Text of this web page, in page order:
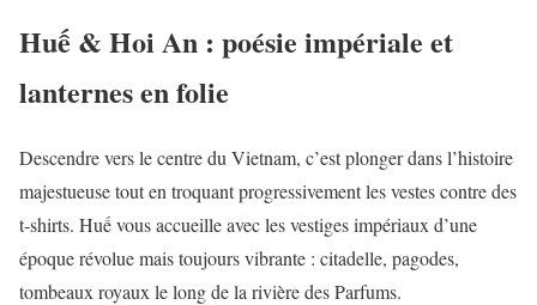
Huế & Hoi An : poésie impériale et
lanternes en folie
Descendre vers le centre du Vietnam, c’est plonger dans l’histoire
majestueuse tout en troquant progressivement les vestes contre des
t-shirts. Huế vous accueille avec les vestiges impériaux d’une
époque révolue mais toujours vibrante : citadelle, pagodes,
tombeaux royaux le long de la rivière des Parfums.